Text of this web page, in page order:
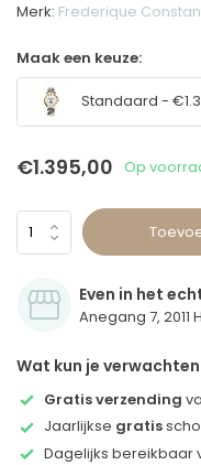
Merk: Frederique
Maak een keuze:
Standaard -
€1.395,00 Op
Even in het
Anegang 7, 2011
Wat kun je
Gratis verzending
Jaarlijkse gratis
Dagelijks bereikbaar